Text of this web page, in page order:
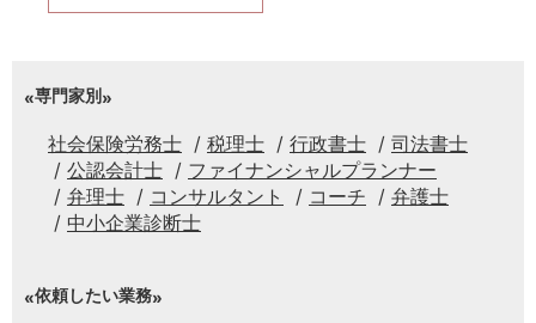
専門家別
社会保険労務士 税理士 行政書士
司法書士
公認会計士
ファイナンシャルプランナー
弁理士
コンサルタント コーチ
弁護士
中小企業診断士
依頼したい業務